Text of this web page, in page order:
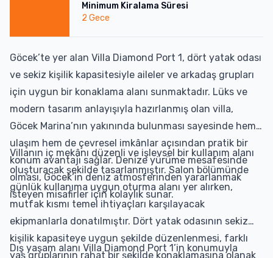
Minimum Kiralama Süresi
2 Gece
Göcek’te yer alan Villa Diamond Port 1, dört yatak odası
ve sekiz kişilik kapasitesiyle aileler ve arkadaş grupları
için uygun bir konaklama alanı sunmaktadır. Lüks ve
modern tasarım anlayışıyla hazırlanmış olan villa,
Göcek Marina’nın yakınında bulunması sayesinde hem
ulaşım hem de çevresel imkânlar açısından pratik bir
konum avantajı sağlar. Denize yürüme mesafesinde
olması, Göcek’in deniz atmosferinden yararlanmak
isteyen misafirler için kolaylık sunar.
Villanın iç mekânı düzenli ve işlevsel bir kullanım alanı
oluşturacak şekilde tasarlanmıştır. Salon bölümünde
günlük kullanıma uygun oturma alanı yer alırken,
mutfak kısmı temel ihtiyaçları karşılayacak
ekipmanlarla donatılmıştır. Dört yatak odasının sekiz
kişilik kapasiteye uygun şekilde düzenlenmesi, farklı
yaş gruplarının rahat bir şekilde konaklamasına olanak
Dış yaşam alanı Villa Diamond Port 1’in konumuyla